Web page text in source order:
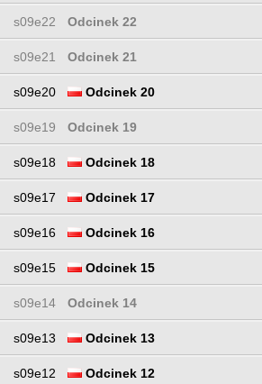
s09e22 Odcinek 22
s09e21 Odcinek 21
s09e20 Odcinek 20
s09e19 Odcinek 19
s09e18 Odcinek 18
s09e17 Odcinek 17
s09e16 Odcinek 16
s09e15 Odcinek 15
s09e14 Odcinek 14
s09e13 Odcinek 13
s09e12 Odcinek 12